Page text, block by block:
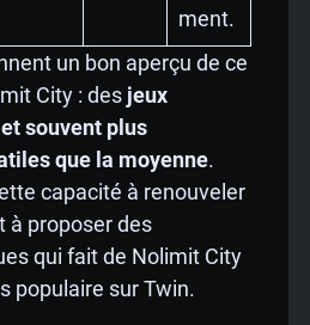
ment.
un bon aperçu de ce
City : des jeux
souvent plus
que la moyenne.
capacité à renouveler
à proposer des
qui fait de Nolimit City
populaire sur Twin.